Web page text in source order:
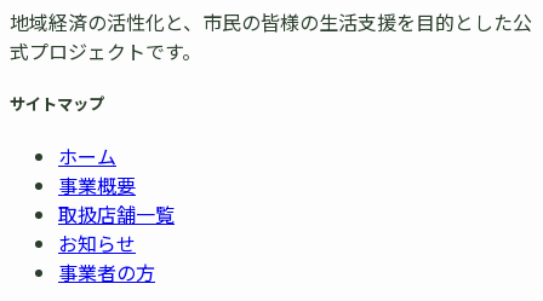
地域経済の活性化と、市民の皆様の生活支援を目的とした公
式プロジェクトです。
サイトマップ
ホーム
事業概要
取扱店舗一覧
お知らせ
事業者の方